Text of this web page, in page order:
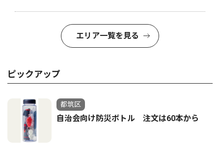
エリア一覧を見る
ピックアップ
都筑区
自治会向け防災ボトル 注文は60本から